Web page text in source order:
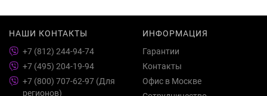
НАШИ КОНТАКТЫ
+7 (812) 244-94-74
+7 (495) 204-19-94
+7 (800) 707-62-97 (Для
регионов)
ИНФОРМАЦИЯ
Гарантии
Контакты
Офис в Москве